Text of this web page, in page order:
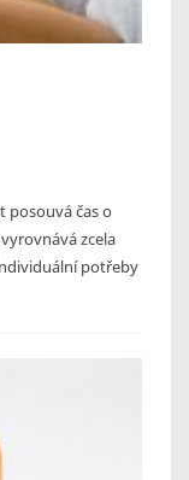
posouvá čas o
zcela
potřeby